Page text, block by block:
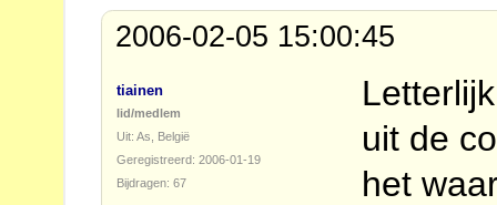
2006-02-05 15:00:45
tiainen
lid/medlem
Uit: As, België
Geregistreerd: 2006-01-19
Bijdragen: 67
uit de
het